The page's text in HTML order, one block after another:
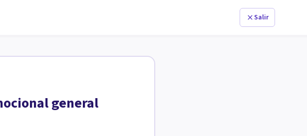
Salir
general